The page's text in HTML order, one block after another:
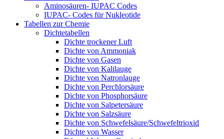
Aminosäuren- IUPAC Codes
IUPAC- Codes für Nukleotide
Tabellen zur Chemie
Dichtetabellen
Dichte trockener Luft
Dichte von Ammoniak
Dichte von Gasen
Dichte von Kalilauge
Dichte von Natronlauge
Dichte von Perchlorsäure
Dichte von Phosphorsäure
Dichte von Salpetersäure
Dichte von Salzsäure
Dichte von Schwefelsäure/Schwefeltrioxid
Dichte von Wasser